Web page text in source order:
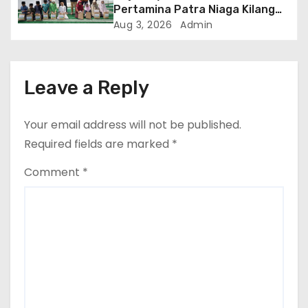
Pertamina Patra Niaga Kilang
Dumai Santuni Anak Yatim Ring
Aug 3, 2026 Admin
Leave a Reply
Your email address will not be published.
Required fields are marked *
Comment *